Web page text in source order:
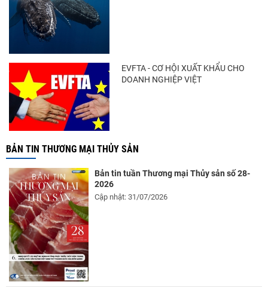
Điểm tin thủy sản thế giới ngày 3/8/2026
EVFTA - CƠ HỘI XUẤT KHẨU CHO
DOANH NGHIỆP VIỆT
BẢN TIN THƯƠNG MẠI THỦY SẢN
Bản tin tuần Thương mại Thủy sản số 28-
2026
Cập nhật: 31/07/2026